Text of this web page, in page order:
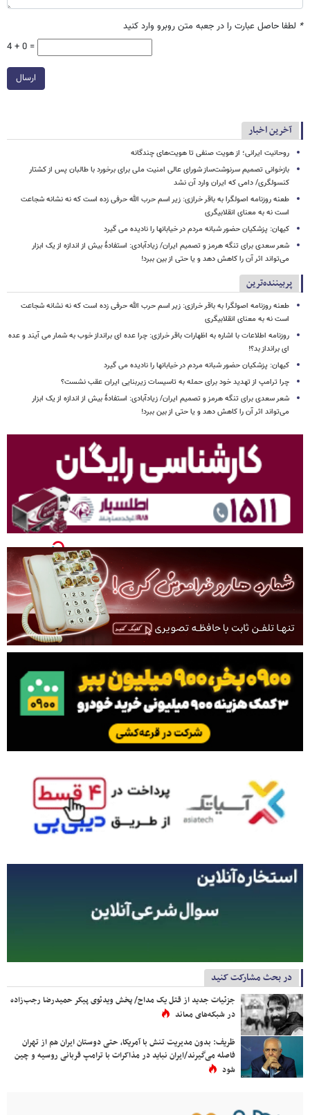
* لطفا حاصل عبارت را در جعبه متن روبرو وارد کنید
4 + 0 =
ارسال
آخرین اخبار
روحانیت ایرانی؛ از هویت صنفی تا هویت‌های چندگانه
بازخوانی تصمیم سرنوشت‌ساز شورای عالی امنیت ملی برای برخورد با طالبان پس از کشتار
کنسولگری/ دامی که ایران وارد آن نشد
طعنه روزنامه اصولگرا به باقر خرازی: زیر اسم حرب الله حرفی زده است که نه نشانه شجاعت
است نه به معنای انقلابیگری
کیهان: پزشکیان حضور شبانه مردم در خیابانها را نادیده می گیرد
شعر سعدی برای تنگه هرمز و تصمیم ایران/ زیادآبادی: استفادهٔ بیش از اندازه از یک ابزار
می‌تواند اثر آن را کاهش دهد و یا حتی از بین ببرد!
پربیننده‌ترین
طعنه روزنامه اصولگرا به باقر خرازی: زیر اسم حرب الله حرفی زده است که نه نشانه شجاعت
است نه به معنای انقلابیگری
روزنامه اطلاعات با اشاره به اظهارات باقر خرازی: چرا عده ای برانداز خوب به شمار می آیند و عده
ای برانداز بد؟!
کیهان: پزشکیان حضور شبانه مردم در خیابانها را نادیده می گیرد
چرا ترامپ از تهدید خود برای حمله به تاسیسات زیربنایی ایران عقب نشست؟
شعر سعدی برای تنگه هرمز و تصمیم ایران/ زیادآبادی: استفادهٔ بیش از اندازه از یک ابزار
می‌تواند اثر آن را کاهش دهد و یا حتی از بین ببرد!
در بحث مشارکت کنید
جزئیات جدید از قتل یک مداح/ پخش ویدئوی پیکر حمیدرضا رجب‌زاده
در شبکه‌های معاند
ظریف: بدون مدیریت تنش با آمریکا، حتی دوستان ایران هم از تهران
فاصله می‌گیرند/ایران نباید در مذاکرات با ترامپ قربانی روسیه و چین
شود